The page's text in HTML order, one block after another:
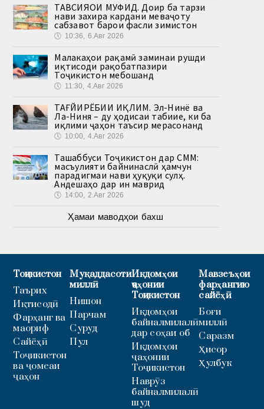
ТАВСИЯҲОИ МУФИД. Доир ба тарзи
нави захира кардани меваҷоту
сабзавот барои фасли зимистон
🕔 10:36, 6.Авг 2026
Малакаҳои рақамӣ заминаи рушди
иқтисоди рақобатпазири
Тоҷикистон мебошанд
🕔 11:30, 4.Авг 2026
ТАҒЙИРЁБИИ ИҚЛИМ. Эл-Нинё ва
Ла-Ниня – ду ҳодисаи табиие, ки ба
иқлими ҷаҳон таъсир мерасонанд
🕔 10:00, 4.Авг 2026
Ташаббуси Тоҷикистон дар СММ:
масъулияти байнинаслӣ ҳамчун
парадигмаи нави ҳуқуқи сулҳ.
Андешаҳо дар ин маврид
🕔 14:00, 2.Авг 2026
Ҳамаи маводҳои бахш
Тоҷикистон
Таърих
Иқтисодӣ
Фарҳанг ва
маориф
Сайёҳӣ
Тоҷикистон
ва ҷомеаи
ҷаҳон
Муқаддасоти
миллӣ
Нишон
Парчам
Суруд
Пул
Иқдомҳои
ҷаҳонии
Тоҷикистон
Иқдомҳои
байналмилалӣ
дар соҳаи об
Иқдомҳои
ҷаҳонии
Тоҷикистон
Наврӯз
байналмилалӣ
шуд
Мавзеъҳои
фарҳангию
сайёҳӣ
Боғи
миллӣ
Саразм
Ҳисор
Ҳулбук